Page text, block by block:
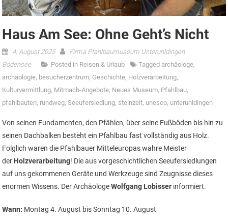
Haus Am See: Ohne Geht’s Nicht
4. August 2025
Firma Pfahlbaumuseum Unteruhldingen
Bodensee
Posted in Reisen & Urlaub Tagged archäologe,
archäologie, besucherzentrum, Geschichte, Holzverarbeitung,
Kulturvermittlung, Mitmach-Angebote, Neues Museum, Pfahlbau,
pfahlbauten, rundweg,Seeufersiedlung, steinzeit, unesco, unteruhldingen
Von seinen Fundamenten, den Pfählen, über seine Fußböden bis hin zu
seinen Dachbalken besteht ein Pfahlbau fast vollständig aus Holz.
Folglich waren die Pfahlbauer Mitteleuropas wahre Meister
der Holzverarbeitung! Die aus vorgeschichtlichen Seeufersiedlungen
auf uns gekommenen Geräte und Werkzeuge sind Zeugnisse dieses
enormen Wissens. Der ArchäologeWolfgang Lobisser informiert.
Wann: Montag 4. August bis Sonntag 10. August